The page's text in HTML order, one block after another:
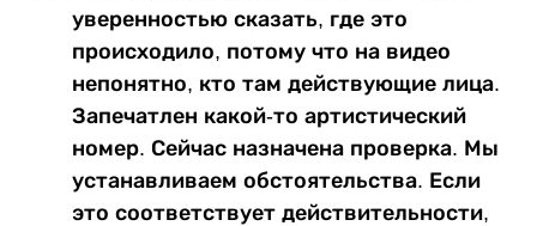
уверенностью сказать, где это
происходило, потому что на видео
непонятно, кто там действующие лица.
Запечатлен какой-то артистический
номер. Сейчас назначена проверка. Мы
устанавливаем обстоятельства. Если
это соответствует действительности,